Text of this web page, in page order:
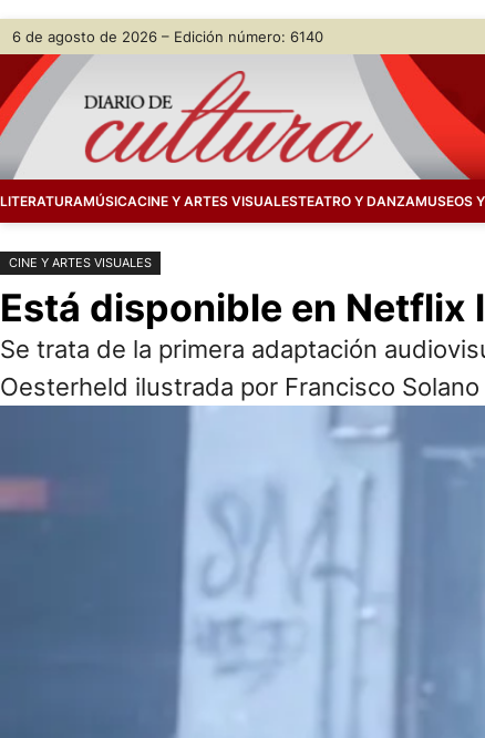
Saltar
contenido
Skip
content
6 de agosto de 2026 – Edición número: 6140
LITERATURAMÚSICACINE Y ARTES VISUALESTEATRO Y DANZAMUSEOS
CINE Y ARTES VISUALES
Está disponible en Netflix
Se trata de la primera adaptación
Oesterheld ilustrada por Francisco Solano